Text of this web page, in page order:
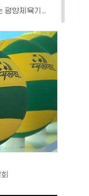
나라의 체육발전에 이바지하는 평양체육기자재공장